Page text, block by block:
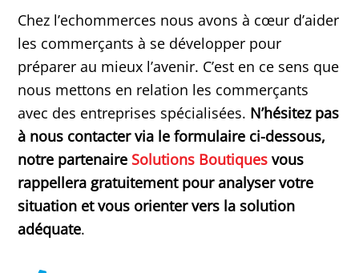
Chez l’echommerces nous avons à cœur d’aider
les commerçants à se développer pour
préparer au mieux l’avenir. C’est en ce sens que
nous mettons en relation les commerçants
avec des entreprises spécialisées. N’hésitez pas
à nous contacter via le formulaire ci-dessous,
notre partenaire Solutions Boutiques vous
rappellera gratuitement pour analyser votre
situation et vous orienter vers la solution
adéquate.